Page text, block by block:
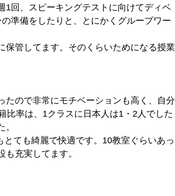
1回、スピーキングテストに向けてディベ
準備をしたりと、とにかくグループワー
管してます。そのくらいためになる授業
たので非常にモチベーションも高く、自分
比率は、1クラスに日本人は1・2人でした
ても綺麗で快適です。10教室ぐらいあっ
充実してます。